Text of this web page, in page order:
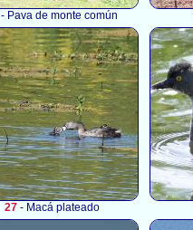
- Pava de monte común
27- Macá plateado